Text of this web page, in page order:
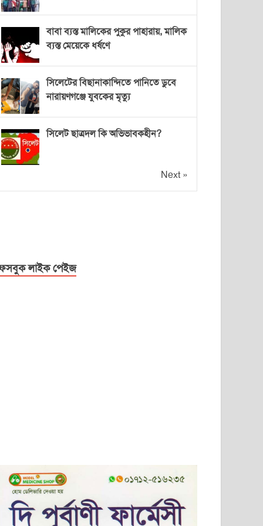
বাবা ব্যস্ত মালিকের পুকুর পাহারায়, মালিক
ব্যস্ত মেয়েকে ধর্ষণে
সিলেটের বিছানাকান্দিতে পানিতে ডুবে
নারায়ণগঞ্জে যুবকের মৃত্যু
সিলেট ছাত্রদল কি অভিভাবকহীন?
Next »
লাইক পেইজ